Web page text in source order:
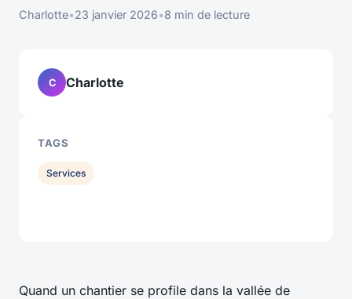
Charlotte•23 janvier 2026•8 min de lecture
Quand un chantier se profile dans la vallée de
C Charlotte
TAGS
Services